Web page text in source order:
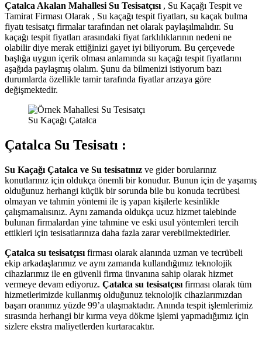
Çatalca Akalan Mahallesi Su Tesisatçısı , Su Kaçağı Tespit ve
Tamirat Firması Olarak , Su kaçağı tespit fiyatları, su kaçak bulma
fiyatı tesisatçı firmalar tarafından net olarak paylaşılmalıdır. Su
kaçağı tespit fiyatları arasındaki fiyat farklılıklarının nedeni ne
olabilir diye merak ettiğinizi gayet iyi biliyorum. Bu çerçevede
başlığa uygun içerik olması anlamında su kaçağı tespit fiyatlarını
aşağıda paylaşmış olalım. Şunu da bilmenizi istiyorum bazı
durumlarda özellikle tamir tarafında fiyatlar arızaya göre
değişmektedir.
Su Kaçağı Çatalca
Çatalca Su Tesisatı :
Su Kaçağı Çatalca ve Su tesisatınız ve gider borularınız
konutlarınız için oldukça önemli bir konudur. Bunun için de yaşamış
olduğunuz herhangi küçük bir sorunda bile bu konuda tecrübesi
olmayan ve tahmin yöntemi ile iş yapan kişilerle kesinlikle
çalışmamalısınız. Aynı zamanda oldukça ucuz hizmet talebinde
bulunan firmalardan yine tahmine ve eski usul yöntemleri tercih
ettikleri için tesisatlarınıza daha fazla zarar verebilmektedirler.
Çatalca su tesisatçısı firması olarak alanında uzman ve tecrübeli
ekip arkadaşlarımız ve aynı zamanda kullandığımız teknolojik
cihazlarımız ile en güvenli firma ünvanına sahip olarak hizmet
vermeye devam ediyoruz. Çatalca su tesisatçısı firması olarak tüm
hizmetlerimizde kullanmış olduğunuz teknolojik cihazlarımızdan
başarı oranımız yüzde 99’a ulaşmaktadır. Anında tespit işlemlerimiz
sırasında herhangi bir kırma veya dökme işlemi yapmadığımız için
sizlere ekstra maliyetlerden kurtaracaktır.